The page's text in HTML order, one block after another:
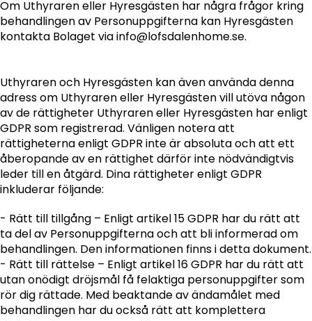
Om Uthyraren eller Hyresgästen har några frågor kring
behandlingen av Personuppgifterna kan Hyresgästen
kontakta Bolaget via info@lofsdalenhome.se.
Uthyraren och Hyresgästen kan även använda denna
adress om Uthyraren eller Hyresgästen vill utöva någon
av de rättigheter Uthyraren eller Hyresgästen har enligt
GDPR som registrerad. Vänligen notera att
rättigheterna enligt GDPR inte är absoluta och att ett
åberopande av en rättighet därför inte nödvändigtvis
leder till en åtgärd. Dina rättigheter enligt GDPR
inkluderar följande:
- Rätt till tillgång – Enligt artikel 15 GDPR har du rätt att
ta del av Personuppgifterna och att bli informerad om
behandlingen. Den informationen finns i detta dokument.
- Rätt till rättelse – Enligt artikel 16 GDPR har du rätt att
utan onödigt dröjsmål få felaktiga personuppgifter som
rör dig rättade. Med beaktande av ändamålet med
behandlingen har du också rätt att komplettera